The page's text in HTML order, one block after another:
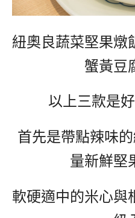
紐奧良蔬菜堅果燉
蟹黃豆
以上三款是
首先是帶點辣味
量新鮮堅
軟硬適中的米心與